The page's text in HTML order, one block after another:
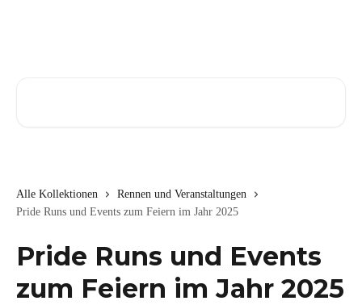
Alle Kollektionen
Rennen und Veranstaltungen
Pride Runs und Events zum Feiern im Jahr 2025
Pride Runs und Events
zum Feiern im Jahr 2025